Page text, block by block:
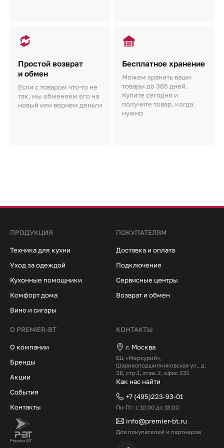
Простой возврат
и обмен
Если с товаром что-то не
так, мы обменяем его на
новый или вернем деньги
Бесплатное хранение
Можем хранить ваши
товары до 365 дней.
Купите сегодня и
получите товар, когда
нужно
ПРОДУКЦИЯ
Техника для кухни
Уход за одеждой
Кухонные помощники
Комфорт дома
Вино и сигары
ПОКУПАТЕЛЯМ
Доставка и оплата
Подключение
Сервисные центры
Возврат и обмен
О PREMIER-BT
О компании
Бренды
Акции
События
Контакты
КОНТАКТЫ
г. Москва
БЦ «Меркурий»,
Шарикоподшипниковская ул., д.
38, стр.1, этаж 2, офис 231
Как нас найти
+7 (495)223-93-01
Пн-Пт: с 10:00 до 18:00
info@premier-bt.ru
Для покупателей и партнеров